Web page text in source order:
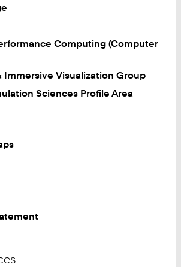
Computing (Computer
Immersive Visualization Group
Sciences Profile Area